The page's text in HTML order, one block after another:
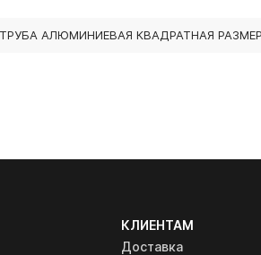
ТРУБА АЛЮМИНИЕВАЯ КВАДРАТНАЯ
КЛИЕНТАМ
Доставка